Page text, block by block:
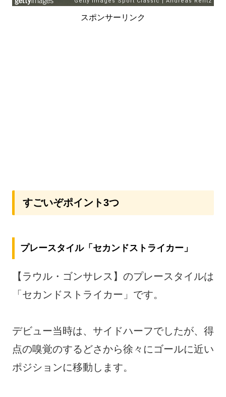
スポンサーリンク
すごいぞポイント3つ
プレースタイル「セカンドストライカー」
【ラウル・ゴンサレス】のプレースタイルは
「セカンドストライカー」です。
デビュー当時は、サイドハーフでしたが、得
点の嗅覚のするどさから徐々にゴールに近い
ポジションに移動します。